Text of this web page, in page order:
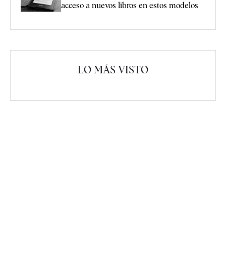
acceso a nuevos libros en estos modelos
LO MÁS VISTO